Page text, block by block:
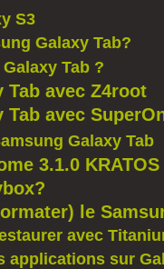
S3
Galaxy Tab?
Tab ?
Tab avec Z4root
avec
Galaxy Tab
3.1.0 KRATOS
le
avec
applications sur